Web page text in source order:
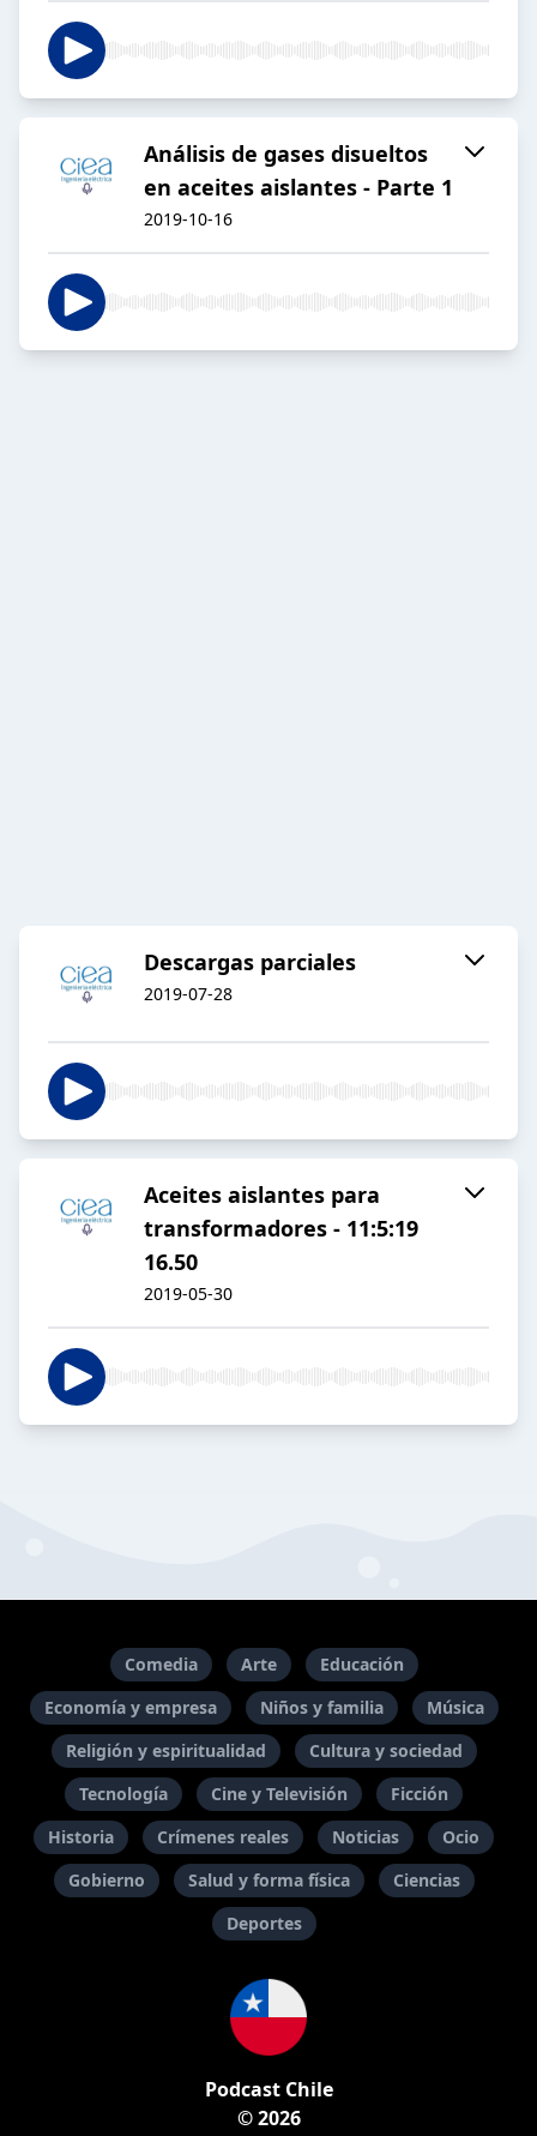
Análisis de gases disueltos
en aceites aislantes - Parte 1
2019-10-16
Descargas parciales
2019-07-28
Aceites aislantes para
transformadores - 11:5:19
16.50
2019-05-30
Comedia Arte
Educación
Economía y empresa
Niños y familia
Música
Religión y espiritualidad
Cultura y sociedad
Tecnología
Cine y Televisión
Ficción
Historia
Crímenes reales Noticias
Ocio
Gobierno
Salud y forma física
Ciencias
Deportes
Podcast Chile
© 2026